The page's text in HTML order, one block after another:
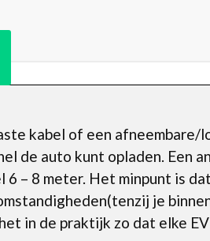
kabel of een afneembare/
de auto kunt opladen. Een
– 8 meter. Het minpunt is
je
in de praktijk zo dat elke